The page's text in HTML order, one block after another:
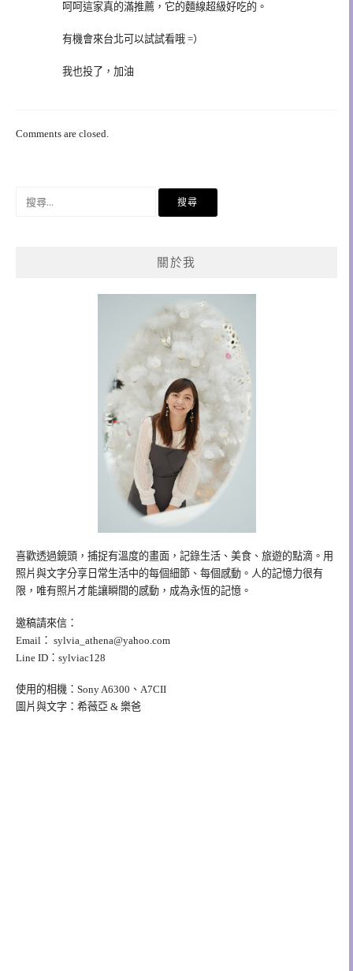
呵呵這家真的滿推薦，它的麵線超級好吃的。
有機會來台北可以試試看哦 =）
我也投了，加油
Comments are closed.
關於我
喜歡透過鏡頭，捕捉有溫度的畫面，記錄生活、美食、旅遊的點滴。用
照片與文字分享日常生活中的每個細節、每個感動。人的記憶力很有
限，唯有照片才能讓瞬間的感動，成為永恆的記憶。
邀稿請來信：
Email： sylvia_athena@yahoo.com
Line ID：sylviac128
使用的相機：Sony A6300、A7CII
圖片與文字：希薇亞 & 樂爸